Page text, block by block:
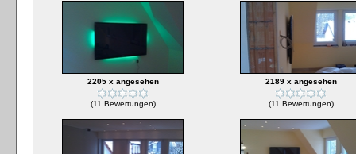
2205 x angesehen
(11 Bewertungen)
2189 x angesehen
(11 Bewertungen)